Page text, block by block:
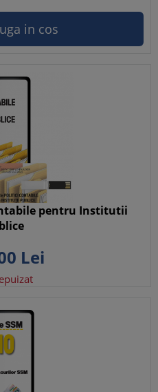
in cos
pentru Institutii
Lei